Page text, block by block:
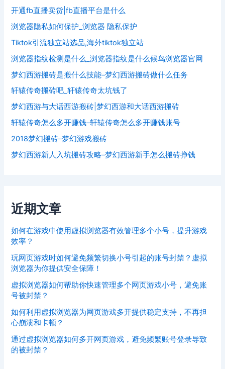
开通fb直播卖货|fb直播平台是什么
浏览器隐私如何保护_浏览器 隐私保护
Tiktok引流独立站选品,海外tiktok独立站
浏览器指纹检测是什么_浏览器指纹是什么候鸟浏览器官网
梦幻西游搬砖是搬什么技能–梦幻西游搬砖做什么任务
轩辕传奇搬砖吧_轩辕传奇太坑钱了
梦幻西游与大话西游搬砖|梦幻西游和大话西游搬砖
轩辕传奇怎么多开赚钱–轩辕传奇怎么多开赚钱账号
2018梦幻搬砖–梦幻游戏搬砖
梦幻西游新人入坑搬砖攻略–梦幻西游新手怎么搬砖挣钱
近期文章
如何在游戏中使用虚拟浏览器有效管理多个小号，提升游戏
效率？
玩网页游戏时如何避免频繁切换小号引起的账号封禁？虚拟
浏览器为你提供安全保障！
虚拟浏览器如何帮助你快速管理多个网页游戏小号，避免账
号被封禁？
如何利用虚拟浏览器为网页游戏多开提供稳定支持，不再担
心崩溃和卡顿？
通过虚拟浏览器如何多开网页游戏，避免频繁账号登录导致
的被封禁？